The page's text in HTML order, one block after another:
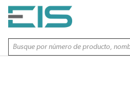
SALTAR AL CONTENIDO PRINCIPAL
Búsqueda de sitio